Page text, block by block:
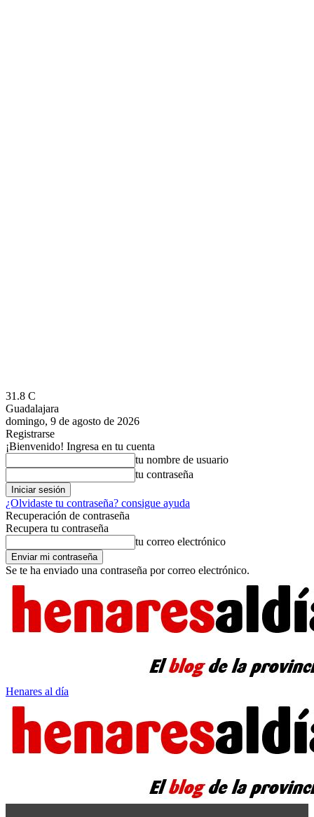
31.8 C
Guadalajara
domingo, 9 de agosto de 2026
Registrarse
¡Bienvenido! Ingresa en tu cuenta
tu nombre de usuario
tu contraseña
¿Olvidaste tu contraseña? consigue ayuda
Recuperación de contraseña
Recupera tu contraseña
tu correo electrónico
Se te ha enviado una contraseña por correo electrónico.
Henares al día